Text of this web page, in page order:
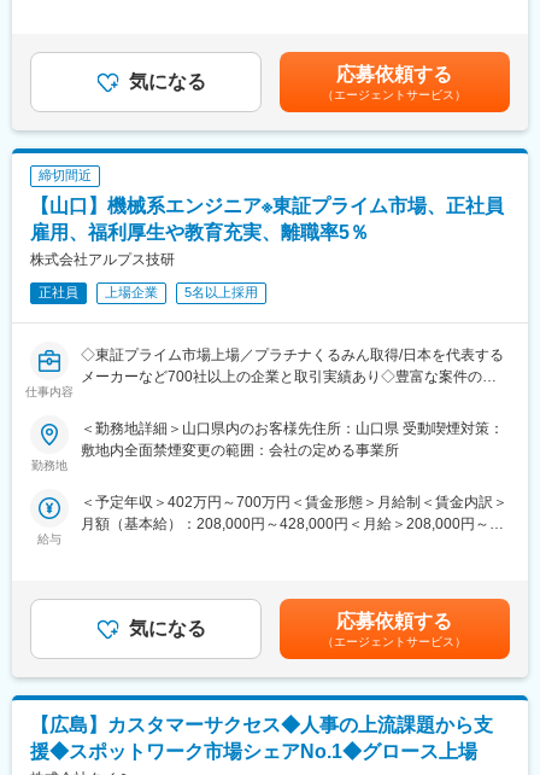
・自己資本比率65.8％で経営安定(※通常40％以上あれば健全)。
さらに、売上・経常利益ともに年々増加傾向にあります。
株式上場後は20年以上黒字経営が続いています。
・創業から55年以上、一度も社員の人員整理をしていません。
初任給も年々アップしています。
【長期就業のための手厚いサポート】
・年休127日/月残業15.7時間/有給取得率79.1％
・男性の育児・看護休暇も運用実績あり
・育児休暇取得率100％(※くるみんマーク取得企業)/育児休暇か
らの復帰率100％
・子ども手当(18歳まで月1万円)
・持株会や確定拠出年金などの資産形成サポートも充実
■具体的な業務■
・クラウド・ｗebアプリケーション開発
・制御系組込ソフトウェア開発
・金融機関向けシステム開発
・Androidアプリ開発
・業務系・製造系システム開発
■プロジェクト例■
・画像・音声AI診断ソフトウェア開発
・半導体検査装置の画像処理ソフトウェア開発
など
■主な取引先■
・自動車関連企業
※ご希望の勤務地に沿って、派遣先を決定します。就業開始後も、
ご希望の勤務地やキャリア形成に沿うように経験を積んでいただ
ません）
■同社の魅力点：
【経営の安定】
・自己資本比率65.8％で経営安定(※通常40％以上あれば健全)。
さらに、売上・経常利益ともに年々増加傾向にあります。
株式上場後は20年以上黒字経営が続いています。
・創業から55年以上、一度も社員の人員整理をしていません。
か、役職ポスト給（最大70,000円）資格取得報奨金、単身赴任手
当、Web手当、交代勤務手当など賃金はあくまでも目安の金額で
あり、選考を通じて上下する可能性があります。月給(月額)は固定
手当を含めた表記です。
気になる 応募依頼する
（エージェントサービス）
締切間近
【山口】機械系エンジニア※東証プライム市場、正社員
雇用、福利厚生や教育充実、離職率5％
株式会社アルプス技研
正社員 上場企業 5名以上採用
仕事内容
◇東証プライム市場上場／プラチナくるみん取得/日本を代表する
メーカーなど700社以上の企業と取引実績あり◇豊富な案件の中
クトへ配属！営業所と社員同士の横のつながりも大事にする企業
◇
機械系のエンジニアとして、最先端メカトロニクス分野の機械設
計から解析・評価業務を中心とした業務をお任せします。あなた
◇業務詳細：
【具体的な業務】
CADを利用したモデリング、機械・構想設計業務
【案件例】
航空機、航空機用エンジンの設計開発／宇宙ステーション、人工
衛星などの構造設計
勤務地
＜勤務地詳細＞山口県内のお客様先住所：山口県 受動喫煙対策：
敷地内全面禁煙変更の範囲：会社の定める事業所
給与
＜予定年収＞402万円～700万円＜賃金形態＞月給制＜賃金内訳＞
月額（基本給）：208,000円～428,000円＜月給＞208,000円～
か、役職ポスト給（最大70,000円）資格取得報奨金、単身赴任手
当、Web手当、交代勤務手当など賃金はあくまでも目安の金額で
あり、選考を通じて上下する可能性があります。月給(月額)は固定
手当を含めた表記です。
気になる 応募依頼する
（エージェントサービス）
【広島】カスタマーサクセス◆人事の上流課題から支
援◆スポットワーク市場シェアNo.1◆グロース上場